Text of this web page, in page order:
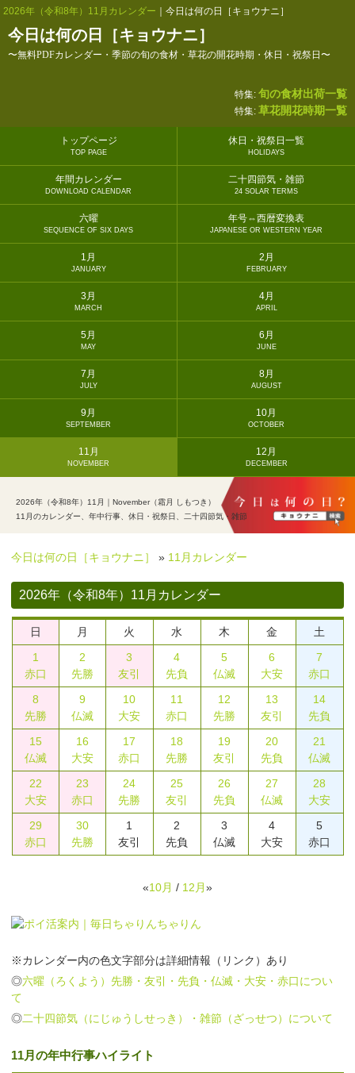
2026年（令和8年）11月カレンダー ｜今日は何の日［キョウナニ］
今日は何の日［キョウナニ］
〜無料PDFカレンダー・季節の旬の食材・草花の開花時期・休日・祝祭日〜
特集: 旬の食材出荷一覧
特集: 草花開花時期一覧
トップページ
TOP PAGE
休日・祝祭日一覧
HOLIDAYS
年間カレンダー
DOWNLOAD CALENDAR
二十四節気・雑節
24 SOLAR TERMS
六曜
SEQUENCE OF SIX DAYS
年号⇔西暦変換表
JAPANESE OR WESTERN YEAR
1月
JANUARY
2月
FEBRUARY
3月
MARCH
4月
APRIL
5月
MAY
6月
JUNE
7月
JULY
8月
AUGUST
9月
SEPTEMBER
10月
OCTOBER
11月
NOVEMBER
12月
DECEMBER
2026年（令和8年）11月｜November（霜月 しもつき）
11月のカレンダー、年中行事、休日・祝祭日、二十四節気・雑節
今日は何の日［キョウナニ］ » 11月カレンダー
2026年（令和8年）11月カレンダー
日 月 火 水 木 金
土
1
赤口
2
先勝
3
友引
4
先負
5
仏滅
6
大安
7
赤口
8
先勝
9
仏滅
10
大安
11
赤口
12
先勝
13
友引
14
先負
15
仏滅
16
大安
17
赤口
18
先勝
19
友引
20
先負
21
仏滅
22
大安
23
赤口
24
先勝
25
友引
26
先負
27
仏滅
28
大安
29
赤口
30
先勝
1
友引
2
先負
3
仏滅
4
大安
5
赤口
«10月 / 12月»
※カレンダー内の色文字部分は詳細情報（リンク）あり
◎六曜（ろくよう）先勝・友引・先負・仏滅・大安・赤口につい
て
◎二十四節気（にじゅうしせっき）・雑節（ざっせつ）について
11月の年中行事ハイライト